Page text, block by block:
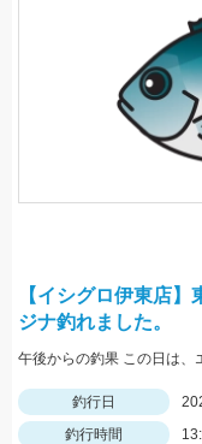
【イシグロ伊東店
ジナ釣れました。
午後からの釣果 この日は、
釣行日
釣行時間